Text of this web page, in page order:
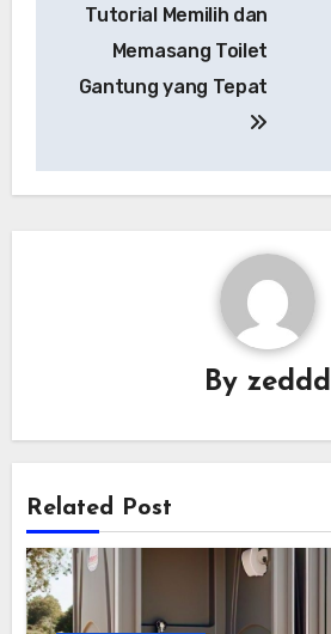
Tutorial Memilih dan
Memasang Toilet
Gantung yang Tepat
By zeddd
Related Post